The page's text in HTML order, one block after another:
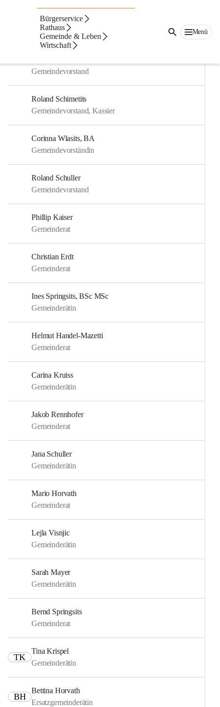
Bürgerservice
Rathaus
Gemeinde & Leben
Wirtschaft
Menü
Gemeinderat
Gemeindevorstand
Roland Schimetits
Gemeindevorstand, Kassier
Corinna Wlasits, BA
Gemeindevorständin
Roland Schuller
Gemeindevorstand
Phillip Kaiser
Gemeinderat
Christian Erdt
Gemeinderat
Ines Springsits, BSc MSc
Gemeinderätin
Helmut Handel-Mazetti
Gemeinderat
Carina Kruiss
Gemeinderätin
Jakob Rennhofer
Gemeinderat
Jana Schuller
Gemeinderätin
Mario Horvath
Gemeinderat
Lejla Visnjic
Gemeinderätin
Sarah Mayer
Gemeinderätin
Bernd Springsits
Gemeinderat
TK
Tina Krispel
Gemeinderätin
BH
Bettina Horvath
Ersatzgemeinderätin